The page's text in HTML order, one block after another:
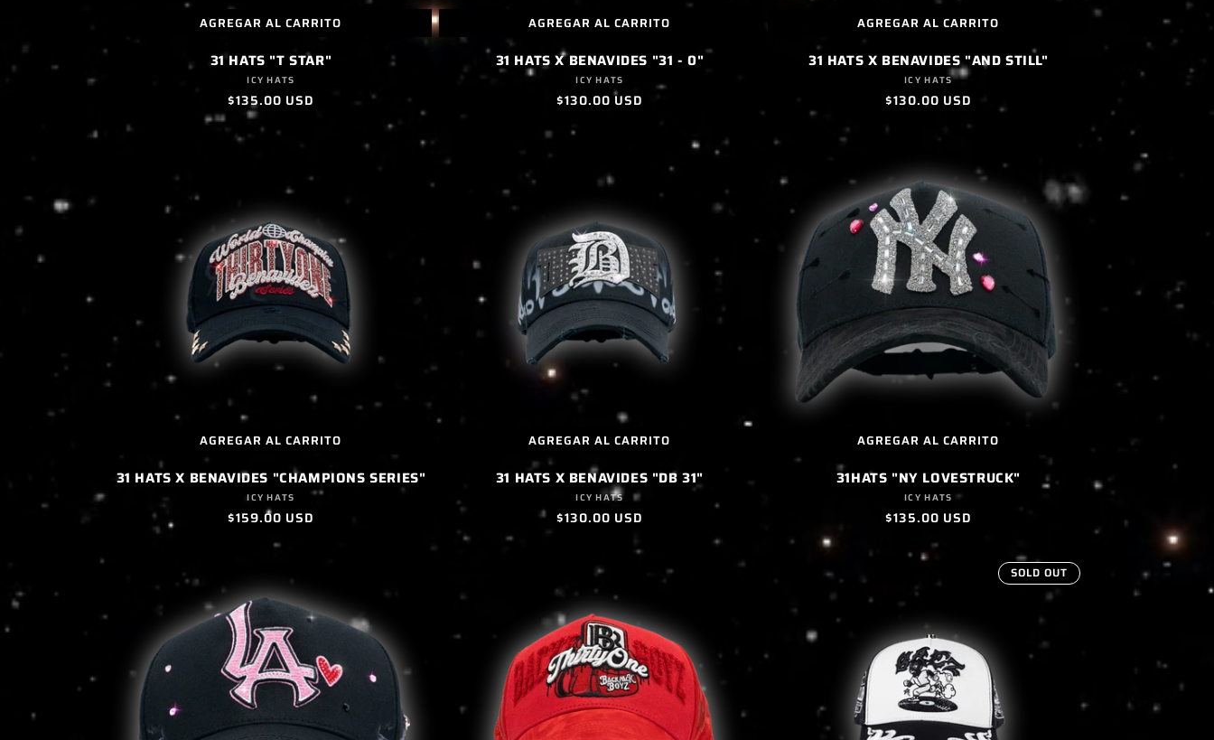
AGREGAR AL CARRITO
31 HATS "T STAR"
Proveedor:
ICY HATS
Precio
habitual
$135.00 USD
AGREGAR AL CARRITO
31 HATS X BENAVIDES "31 - 0"
Proveedor:
ICY HATS
Precio
$130.00 USD
AGREGAR AL CARRITO
31 HATS X BENAVIDES "AND STILL"
Proveedor:
ICY HATS
Precio
$130.00 USD
AGREGAR AL CARRITO
31 HATS X BENAVIDES "CHAMPIONS SERIES"
Proveedor:
ICY HATS
Precio
$159.00 USD
AGREGAR AL CARRITO
31 HATS X BENAVIDES "DB 31"
Proveedor:
ICY HATS
Precio
$130.00 USD
AGREGAR AL CARRITO
31HATS "NY LOVESTRUCK"
Proveedor:
ICY HATS
Precio
$135.00 USD
SOLD OUT